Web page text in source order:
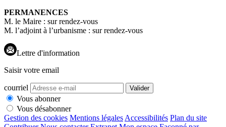
PERMANENCES
M. le Maire : sur rendez-vous
M. l’adjoint à l’urbanisme : sur rendez-vous
Lettre d'information
Saisir votre email
courriel Valider
Vous abonner
Vous désabonner
Gestion des cookies Mentions légales Accessibilités Plan du site